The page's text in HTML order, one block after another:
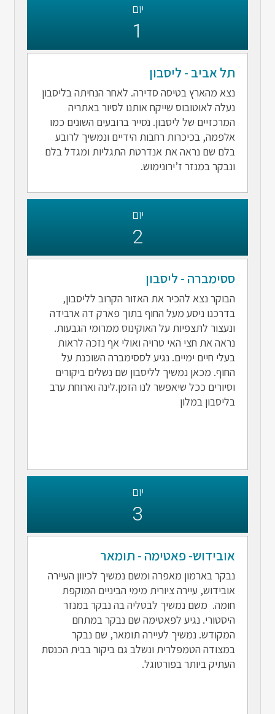
יום
1
תל אביב - ליסבון
נצא מהארץ בטיסה סדירה. לאחר הנחיתה בליסבון
נעלה לאוטובוס שייקח אותנו לסיור באתריה
המרכזיים של ליסבון. נסייר ברובעים השונים כמו
אלפמה, בכיכרות רחבות הידיים ונמשיך לרובע
בלם שם נראה את אנדרטת התגליות ומגדל בלם
ונבקר במנזר ז’ירונימוש.
יום
2
ססימברה - ליסבון
הבוקר נצא להכיר את האזור הקרוב לליסבון,
בדרכנו ניסע מעל החוף בתוך פארק דה ארבידה
ונעצור לתצפיות על האוקינוס ממרומי הגבעות.
נראה את חצי האי טרויה ואולי אף נזכה לראות
בעלי חיים ימיים. נגיע לססימברה השוכנת על
החוף. מכאן נמשיך לליסבון שם נשלים ביקורים
וסיורים ככל שיאפשר לנו הזמן.לינה וארוחת ערב
בליסבון במלון
יום
3
אובידוש- פאטימה - תומאר
נבקר בארמון מאפרה ומשם נמשיך לכיוון העיירה
אובידוש, עיירה ציורית מימי הביניים המוקפת
חומה. משם נמשיך לבטליה בה נבקר במנזר
היסטורי. נגיע לפאטימה שם נבקר במתחם
המקודש. נמשיך לעיירה תומאר, שם נבקר
במצודה הטמפלרית ונשלב גם ביקור בבית הכנסת
העתיק ביותר בפורטוגל.